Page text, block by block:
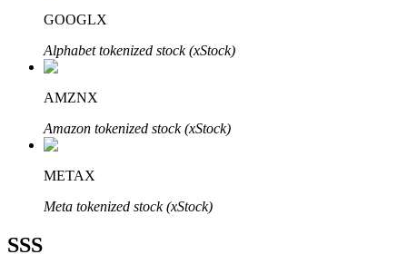
Bitrue Ortakları
Bitrue İş Ortağı
GOOGLX
Alphabet tokenized stock (xStock)
AMZNX
Amazon tokenized stock (xStock)
METAX
Meta tokenized stock (xStock)
SSS